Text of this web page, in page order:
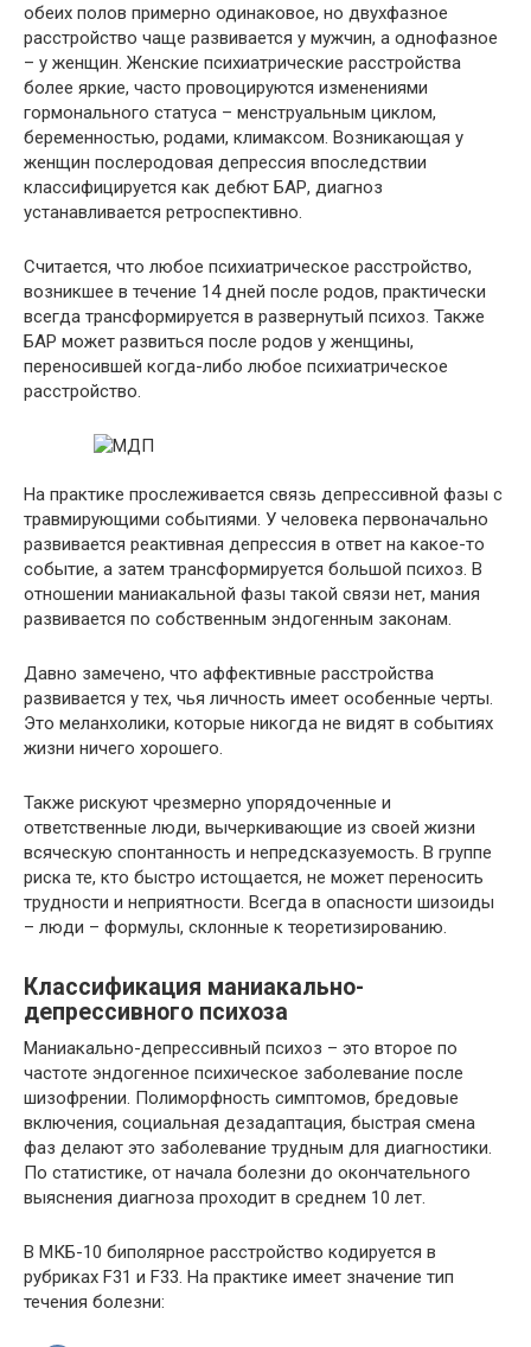
обеих полов примерно одинаковое, но двухфазное
расстройство чаще развивается у мужчин, а однофазное
– у женщин. Женские психиатрические расстройства
более яркие, часто провоцируются изменениями
гормонального статуса – менструальным циклом,
беременностью, родами, климаксом. Возникающая у
женщин послеродовая депрессия впоследствии
классифицируется как дебют БАР, диагноз
устанавливается ретроспективно.
Считается, что любое психиатрическое расстройство,
возникшее в течение 14 дней после родов, практически
всегда трансформируется в развернутый психоз. Также
БАР может развиться после родов у женщины,
переносившей когда-либо любое психиатрическое
расстройство.
На практике прослеживается связь депрессивной фазы с
травмирующими событиями. У человека первоначально
развивается реактивная депрессия в ответ на какое-то
событие, а затем трансформируется большой психоз. В
отношении маниакальной фазы такой связи нет, мания
развивается по собственным эндогенным законам.
Давно замечено, что аффективные расстройства
развивается у тех, чья личность имеет особенные черты.
Это меланхолики, которые никогда не видят в событиях
жизни ничего хорошего.
Также рискуют чрезмерно упорядоченные и
ответственные люди, вычеркивающие из своей жизни
всяческую спонтанность и непредсказуемость. В группе
риска те, кто быстро истощается, не может переносить
трудности и неприятности. Всегда в опасности шизоиды
– люди – формулы, склонные к теоретизированию.
Классификация маниакально-
депрессивного психоза
Маниакально-депрессивный психоз – это второе по
частоте эндогенное психическое заболевание после
шизофрении. Полиморфность симптомов, бредовые
включения, социальная дезадаптация, быстрая смена
фаз делают это заболевание трудным для диагностики.
По статистике, от начала болезни до окончательного
выяснения диагноза проходит в среднем 10 лет.
В МКБ-10 биполярное расстройство кодируется в
рубриках F31 и F33. На практике имеет значение тип
течения болезни: